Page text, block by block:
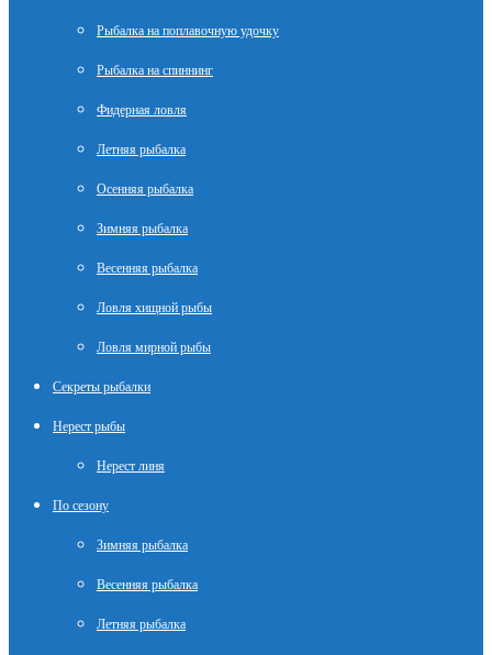
Рыбалка на поплавочную удочку
Рыбалка на спиннинг
Фидерная ловля
Летняя рыбалка
Осенняя рыбалка
Зимняя рыбалка
Весенняя рыбалка
Ловля хищной рыбы
Ловля мирной рыбы
Секреты рыбалки
Нерест рыбы
Нерест линя
По сезону
Зимняя рыбалка
Весенняя рыбалка
Летняя рыбалка